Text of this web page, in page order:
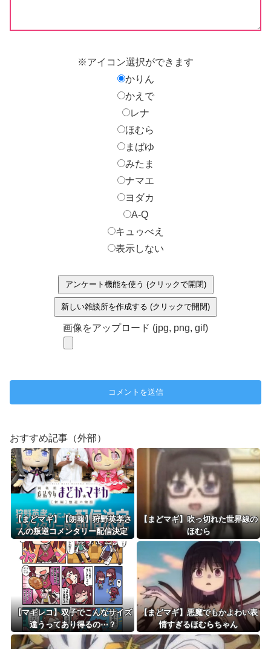
※アイコン選択ができます
かりん
かえで
レナ
ほむら
まばゆ
みたま
ナマエ
ヨダカ
A-Q
キュゥべえ
表示しない
アンケート機能を使う (クリックで開閉)
新しい雑談所を作成する (クリックで開閉)
画像をアップロード (jpg, png, gif)
おすすめ記事（外部）
【まどマギ】【朗報】狩野英孝さ
んの叛逆コメンタリー配信決定
【まどマギ】吹っ切れた世界線の
ほむら
【マギレコ】双子でこんなサイズ
違うってあり得るの⋯？
【まどマギ】悪魔でもかよわい表
情すぎるほむらちゃん